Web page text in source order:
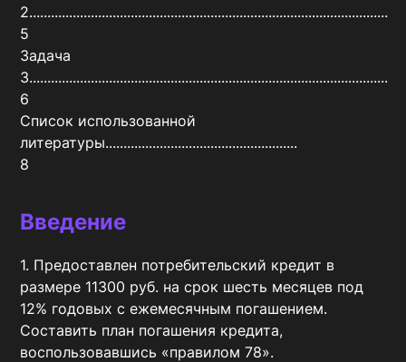
2...................................................................................................
5
Задача
3...................................................................................................
6
Список использованной
литературы.....................................................
8
Введение
1. Предоставлен потребительский кредит в
размере 11300 руб. на срок шесть месяцев под
12% годовых с ежемесячным погашением.
Составить план погашения кредита,
воспользовавшись «правилом 78».